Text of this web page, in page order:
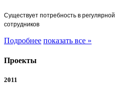
Существует потребность в
сотрудников
Подробнее показать все »
Проекты
2011